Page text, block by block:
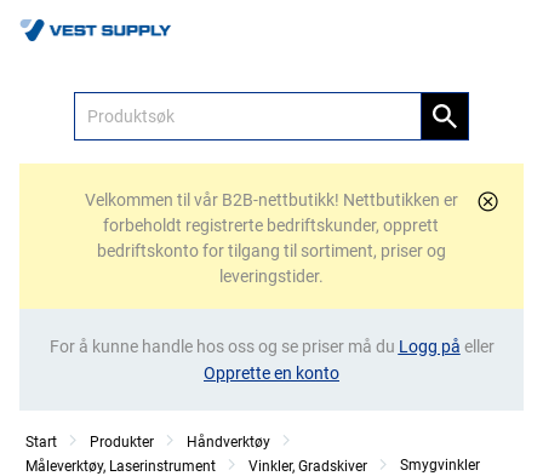
Velkommen til vår B2B-nettbutikk! Nettbutikken er
forbeholdt registrerte bedriftskunder, opprett
bedriftskonto for tilgang til sortiment, priser og
leveringstider.
For å kunne handle hos oss og se priser må du Logg på eller
Opprette en konto
Start Produkter
Håndverktøy
Måleverktøy, Laserinstrument
Vinkler, Gradskiver Smygvinkler